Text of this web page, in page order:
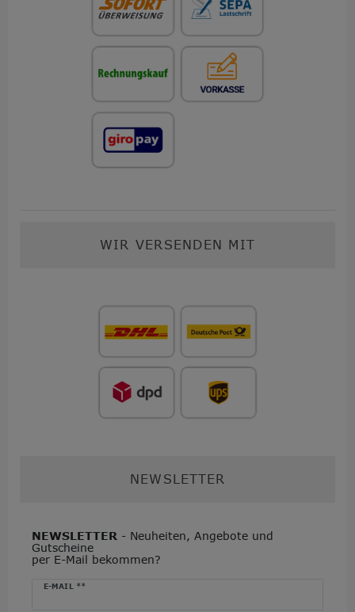
WIR VERSENDEN MIT
NEWSLETTER
NEWSLETTER - Neuheiten, Angebote und
Gutscheine
per E-Mail bekommen?
E-MAIL **
Newsletter